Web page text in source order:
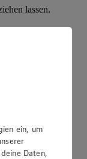
lassen.
laut
ein, um
Daten,